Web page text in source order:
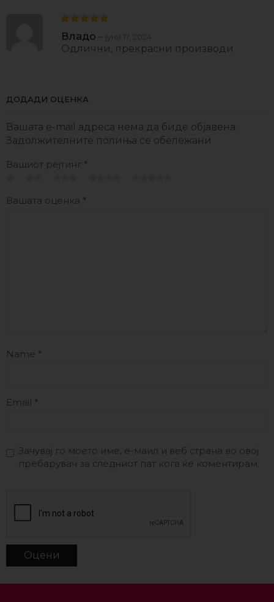
Владо – јуни 17, 2024
Одлични, прекрасни производи
ДОДАДИ ОЦЕНКА
Вашата e-mail адреса нема да биде објавена.
Задолжителните полиња се обележани
Вашиот рејтинг *
Вашата оценка *
Name *
Email *
Зачувај го моето име, е-маил и веб страна во овој
пребарувач за следниот пат кога ќе коментирам.